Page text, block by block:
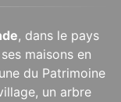
, dans le pays
maisons en
du Patrimoine
un arbre